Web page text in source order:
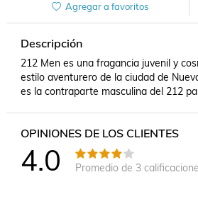
Agregar a favoritos
Descripción
212 Men es una fragancia juvenil y
estilo aventurero de la ciudad de
es la contraparte masculina del 212
OPINIONES DE LOS CLIENTES
4.0 Promedio de 3